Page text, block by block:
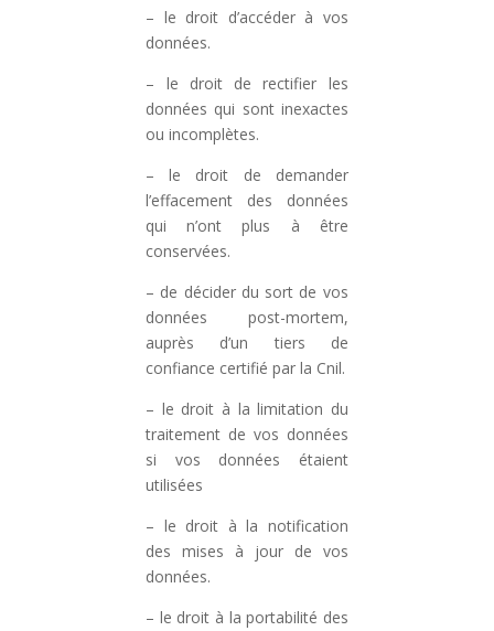
– le droit d’accéder à vos
données.
– le droit de rectifier les
données qui sont inexactes
ou incomplètes.
– le droit de demander
l’effacement des données
qui n’ont plus à être
conservées.
– de décider du sort de vos
données post-mortem,
auprès d’un tiers de
confiance certifié par la Cnil.
– le droit à la limitation du
traitement de vos données
si vos données étaient
utilisées
– le droit à la notification
des mises à jour de vos
données.
– le droit à la portabilité des